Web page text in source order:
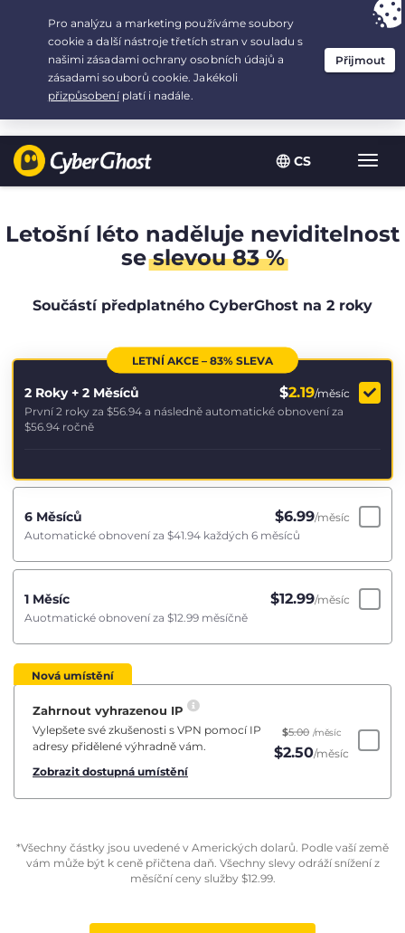
CS
Your choice:The Best Dealfor 2.1666666666667-years at $
/month
Letošní léto naděluje neviditelnost
seslevou 83 %
Součástí předplatného CyberGhost na 2 roky
LETNÍ AKCE – 83% SLEVA
2 Roky + 2 Měsíců $2.19/měsíc
První 2 roky za $56.94 a následně automatické obnovení za
$56.94 ročně
6 Měsíců $6.99/měsíc
Automatické obnovení za $41.94 každých 6 měsíců
1 Měsíc $12.99/měsíc
Auotmatické obnovení za $12.99 měsíčně
Nová umístění
Zahrnout vyhrazenou IP
Vylepšete své zkušenosti s VPN pomocí IP
adresy přidělené výhradně vám.
Zobrazit dostupná umístění
$5.00 /měsíc
$2.50/měsíc
*Všechny částky jsou uvedené v Amerických dolarů. Podle vaší země
vám může být k ceně přičtena daň. Všechny slevy odráží snížení z
měsíční ceny služby $12.99.